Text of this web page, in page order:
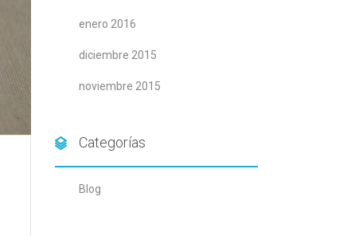
enero 2016
diciembre 2015
noviembre 2015
Categorías
Blog